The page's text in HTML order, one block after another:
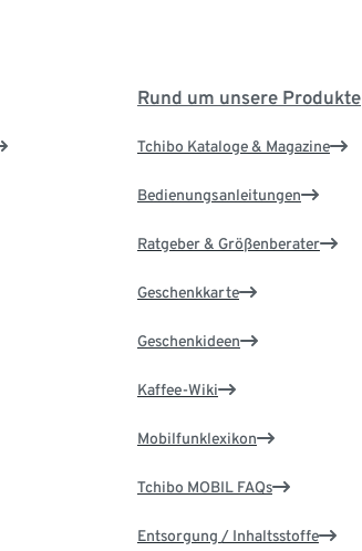
Rund um unsere Produkte
Tchibo Kataloge & Magazine
Bedienungsanleitungen
Ratgeber & Größenberater
Geschenkkarte
Geschenkideen
Kaffee-Wiki
Mobilfunklexikon
Tchibo MOBIL FAQs
Entsorgung / Inhaltsstoffe